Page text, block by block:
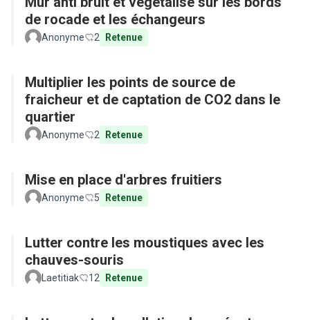
de rocade et les échangeurs
Anonyme 2 Retenue
Multiplier les points de source de
fraicheur et de captation de CO2 dans le
quartier
Anonyme 2 Retenue
Mise en place d'arbres fruitiers
Anonyme 5 Retenue
Lutter contre les moustiques avec les
chauves-souris
Laetitiak 12 Retenue